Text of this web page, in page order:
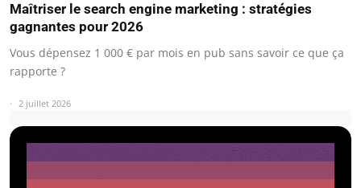
Maîtriser le search engine marketing : stratégies
gagnantes pour 2026
Vous dépensez 1 000 € par mois en pub sans savoir ce que ça
rapporte ?
2 juillet 2026